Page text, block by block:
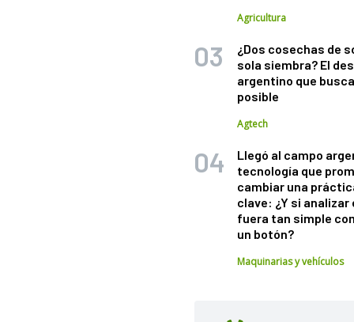
Agricultura
¿Dos cosechas de
sola siembra? El
argentino que
posible
Agtech
Llegó al campo
tecnología que
cambiar una
clave: ¿Y si analizar
fuera tan simple
un botón?
Maquinarias y vehículos